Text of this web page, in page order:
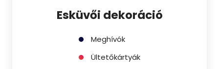
Esküvői dekoráció
Meghívók
Ültetőkártyák